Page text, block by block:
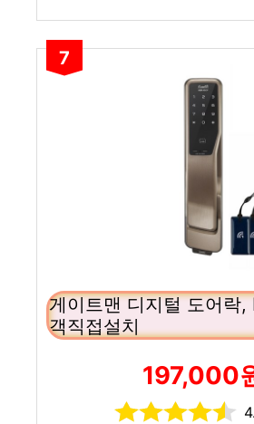
7
게이트맨 디지털 도어락,
객직접설치
197,000